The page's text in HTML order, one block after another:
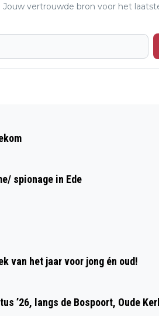
vertrouwde bron voor het
SEPTEMBER IN HUIS
spionage in Ede
van het jaar voor jong én oud!
’26, langs de Bospoort, Oude